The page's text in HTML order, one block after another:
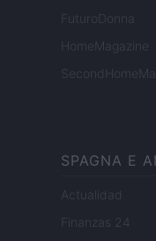
FuturoDonna
HomeMagazine
SPAGNA E
Actualidad
Finanzas 24